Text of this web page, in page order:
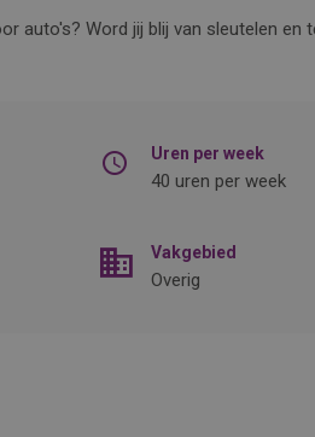
auto's? Word jij blij van sleutelen en
Uren per week
40 uren per week
Vakgebied
Overig